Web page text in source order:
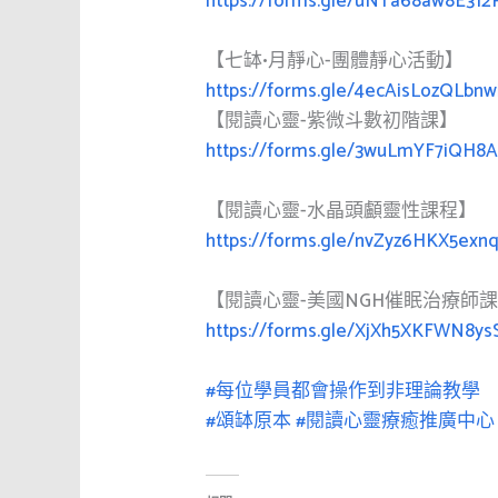
【七缽•月靜心-團體靜心活動】
https://forms.gle/
【閱讀心靈-紫微斗數初階課】
https://forms.gle/
【閱讀心靈-水晶頭顱靈性課程】
https://forms.gle/
【閱讀心靈-美國NGH催眠治療師課
https://forms.gle/
#每位學員都會操作到非理論教學
#頌缽原本#閱讀心靈療癒推廣中心